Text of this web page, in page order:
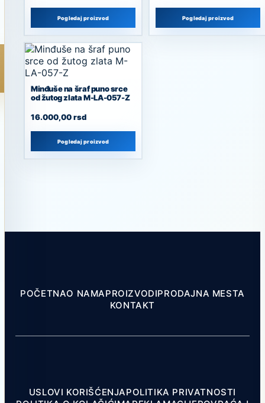
Pogledaj proizvod Pogledaj proizvod
Minđuše na šraf puno srce
od žutog zlata M-LA-057-Z
16.000,00rsd
Pogledaj proizvod
POČETNAO NAMAPROIZVODIPRODAJNA MESTA
KONTAKT
USLOVI KORIŠĆENJAPOLITIKA PRIVATNOSTI